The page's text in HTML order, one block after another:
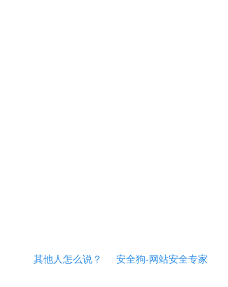
其他人怎么说？ 安全狗-网站安全专家